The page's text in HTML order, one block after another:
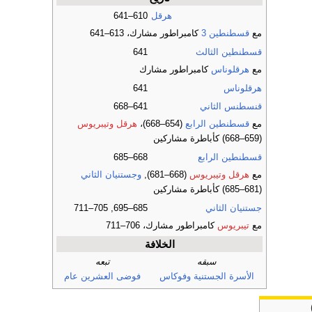
هرقل 610–641
مع قسطنطين 3 كامبراطور مشارك، 613–641
قسطنطين الثالث 641
مع هرقلوناس كامبراطور مشارك
هرقلوناس
641
قنسطنس الثاني
641–668
مع قسطنطين الرابع (654–668)، هرقل وتيبريوس
(659–668) كأباطرة مشاركين
قسطنطين الرابع 668–685
مع هرقل وتيبريوس (668–681),
وجستنيان الثاني
(681–685) كأباطرة مشاركين
جستنيان الثاني 685–695, 705–711
مع تيبريوس كامبراطور مشارك، 706–711
الخلافة
سبقه
الأسرة الجستنية وفوكاس
تبعه
فوضى العشرين عام